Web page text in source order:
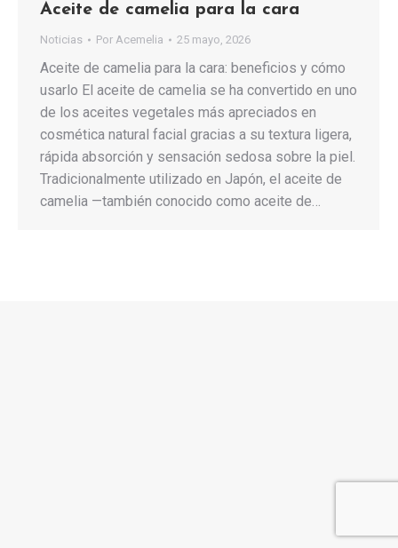
Aceite de camelia para la cara
Noticias Por Acemelia 25 mayo, 2026
Aceite de camelia para la cara: beneficios y cómo
usarlo El aceite de camelia se ha convertido en uno
de los aceites vegetales más apreciados en
cosmética natural facial gracias a su textura ligera,
rápida absorción y sensación sedosa sobre la piel.
Tradicionalmente utilizado en Japón, el aceite de
camelia —también conocido como aceite de…